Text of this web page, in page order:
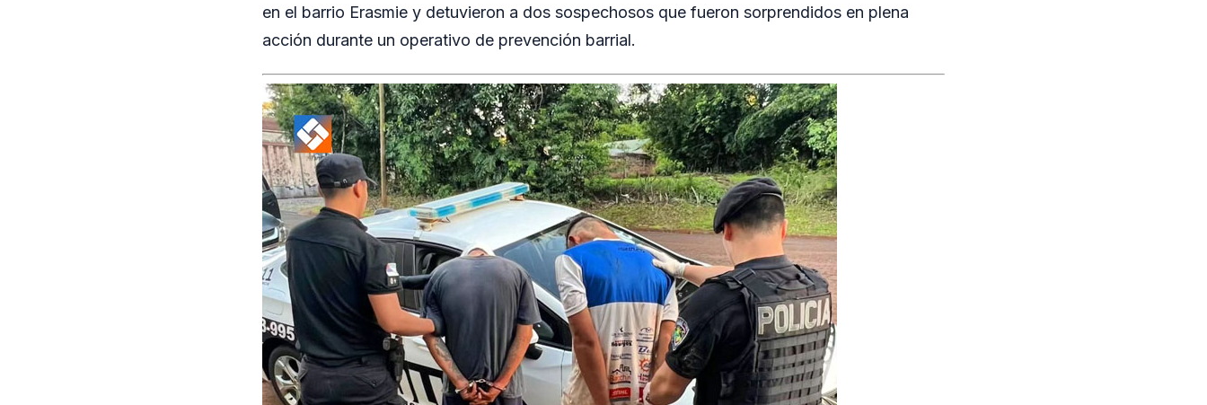
en el barrio Erasmie y detuvieron a dos sospechosos que fueron sorprendidos en plena
acción durante un operativo de prevención barrial.